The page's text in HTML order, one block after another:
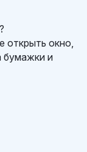
окно,
бумажки и